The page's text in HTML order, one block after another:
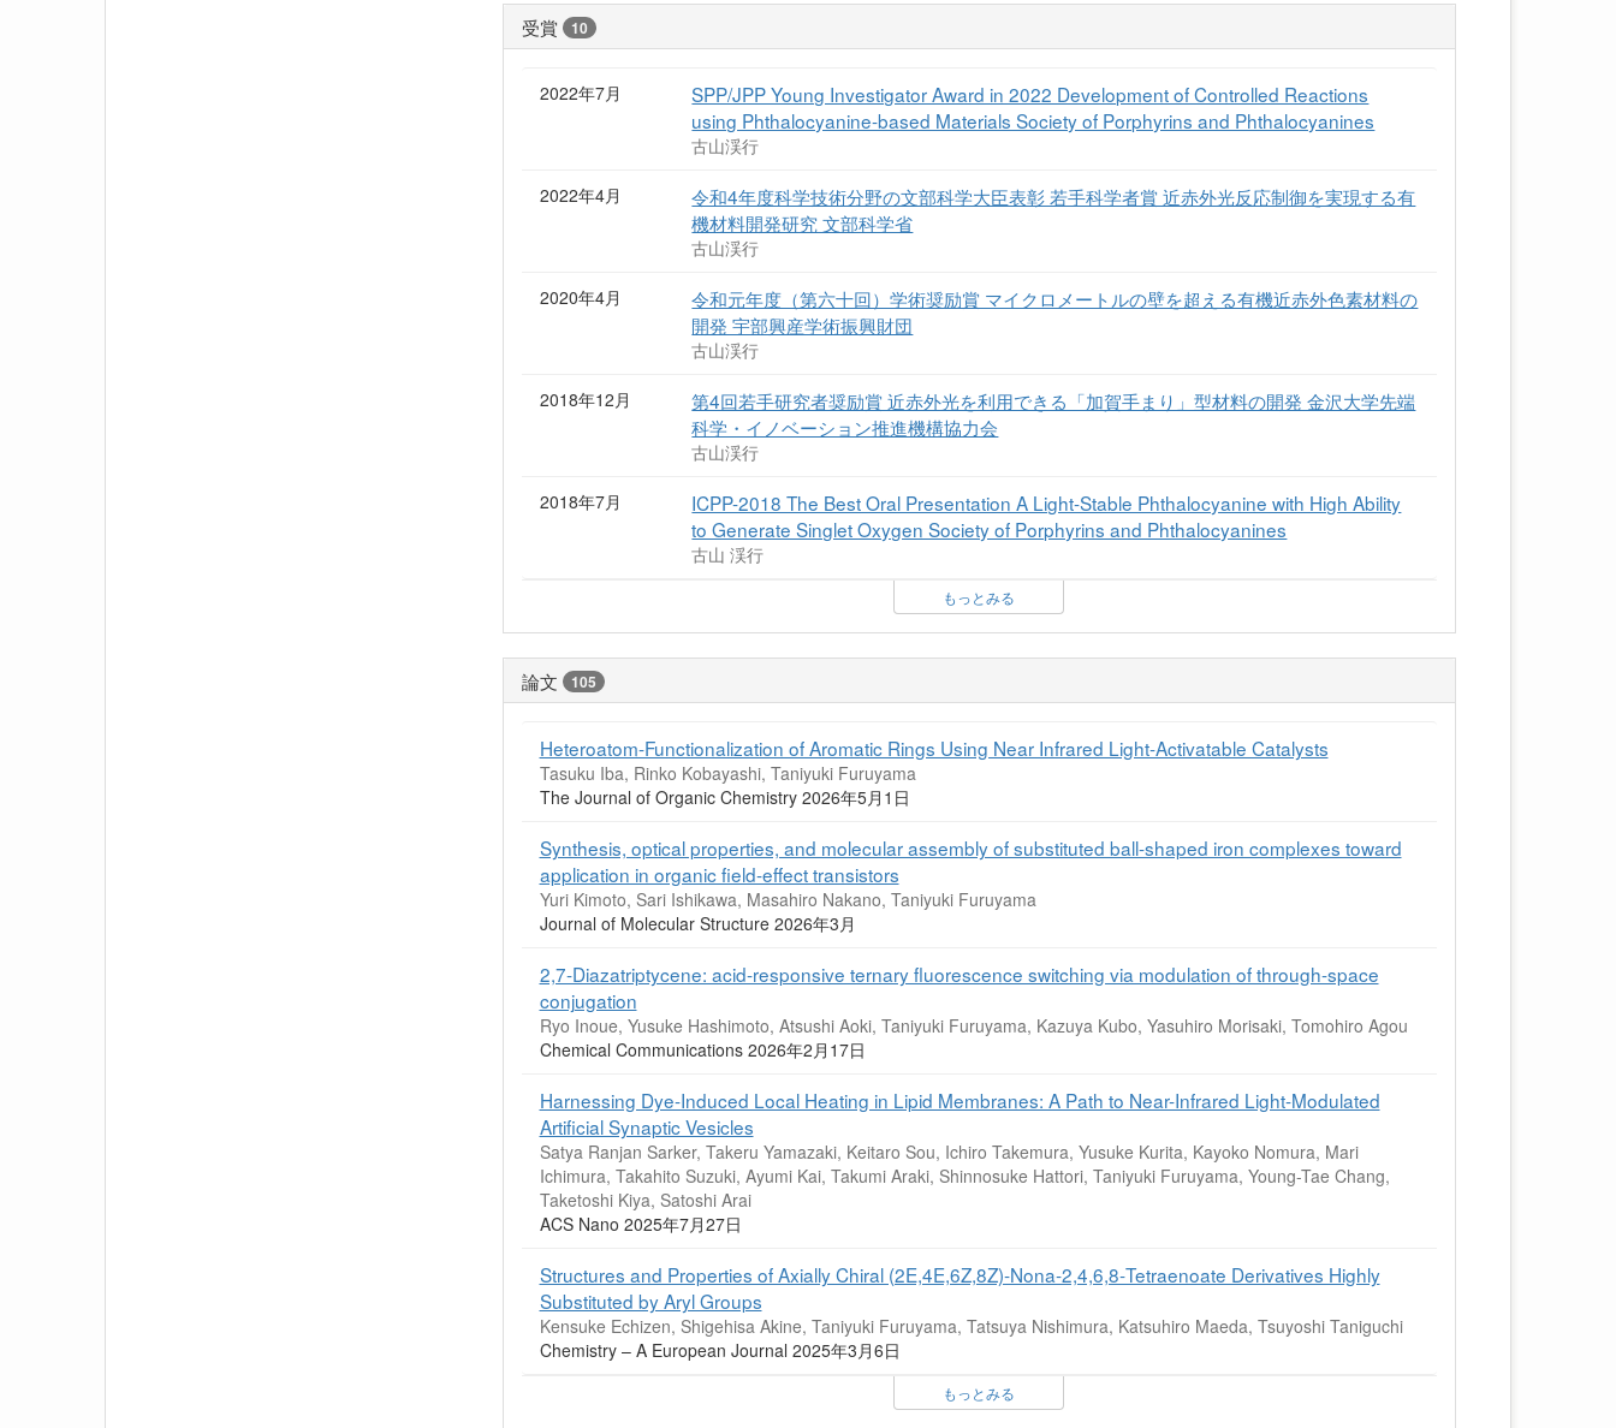
受賞 10
2022年7月
SPP/JPP Young Investigator Award in 2022 Development of Controlled Reactions
using Phthalocyanine-based Materials Society of Porphyrins and Phthalocyanines
古山渓行
2022年4月
令和4年度科学技術分野の文部科学大臣表彰 若手科学者賞 近赤外光反応制御を実現する有
機材料開発研究 文部科学省
古山渓行
2020年4月
令和元年度（第六十回）学術奨励賞 マイクロメートルの壁を超える有機近赤外色素材料の
開発 宇部興産学術振興財団
古山渓行
2018年12月
第4回若手研究者奨励賞 近赤外光を利用できる「加賀手まり」型材料の開発 金沢大学先端
科学・イノベーション推進機構協力会
古山渓行
2018年7月
ICPP-2018 The Best Oral Presentation A Light-Stable Phthalocyanine with High Ability
to Generate Singlet Oxygen Society of Porphyrins and Phthalocyanines
古山 渓行
もっとみる
論文 105
Heteroatom-Functionalization of Aromatic Rings Using Near Infrared Light-Activatable Catalysts
Tasuku Iba, Rinko Kobayashi, Taniyuki Furuyama
The Journal of Organic Chemistry 2026年5月1日
Synthesis, optical properties, and molecular assembly of substituted ball-shaped iron complexes toward
application in organic field-effect transistors
Yuri Kimoto, Sari Ishikawa, Masahiro Nakano, Taniyuki Furuyama
Journal of Molecular Structure 2026年3月
2,7-Diazatriptycene: acid-responsive ternary fluorescence switching via modulation of through-space
conjugation
Ryo Inoue, Yusuke Hashimoto, Atsushi Aoki, Taniyuki Furuyama, Kazuya Kubo, Yasuhiro Morisaki, Tomohiro Agou
Chemical Communications 2026年2月17日
Harnessing Dye-Induced Local Heating in Lipid Membranes: A Path to Near-Infrared Light-Modulated
Artificial Synaptic Vesicles
Satya Ranjan Sarker, Takeru Yamazaki, Keitaro Sou, Ichiro Takemura, Yusuke Kurita, Kayoko Nomura, Mari
Ichimura, Takahito Suzuki, Ayumi Kai, Takumi Araki, Shinnosuke Hattori, Taniyuki Furuyama, Young-Tae Chang,
Taketoshi Kiya, Satoshi Arai
ACS Nano 2025年7月27日
Structures and Properties of Axially Chiral (2E,4E,6Z,8Z)‐Nona‐2,4,6,8‐Tetraenoate Derivatives Highly
Substituted by Aryl Groups
Kensuke Echizen, Shigehisa Akine, Taniyuki Furuyama, Tatsuya Nishimura, Katsuhiro Maeda, Tsuyoshi Taniguchi
Chemistry – A European Journal 2025年3月6日
もっとみる